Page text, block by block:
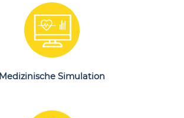
Erfahren
Sie mehr
Medizinische Simulation